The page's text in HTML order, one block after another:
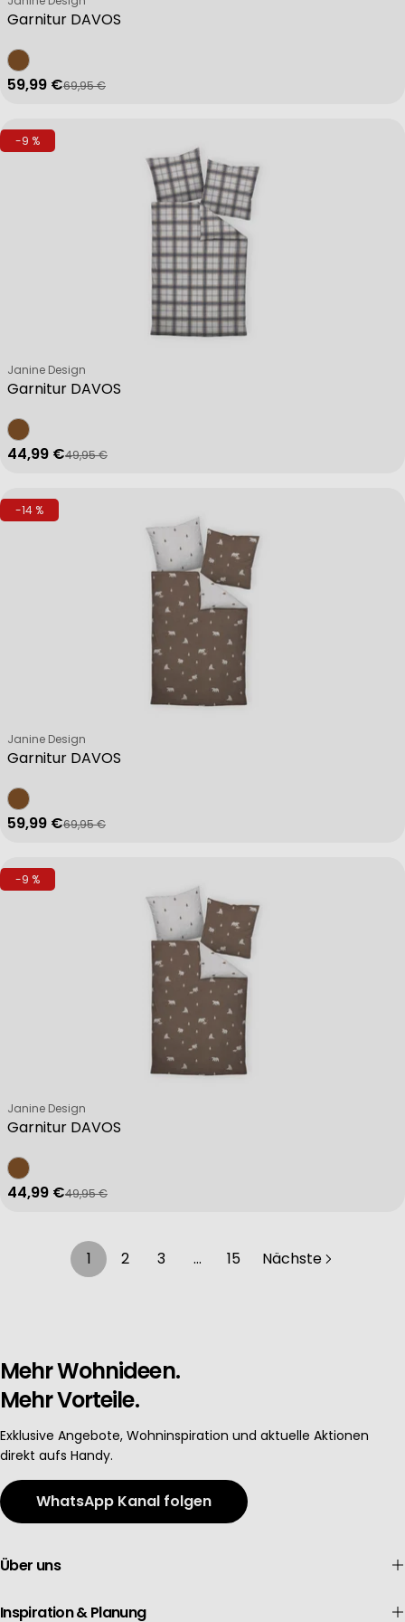
Garnitur DAVOS
Verkaufspreis
59,99 €
Regulärer Preis
69,95 €
-9 %
Garnitur DAVOS
Verkäufer:
Janine Design
Verkaufspreis
44,99 €
Regulärer Preis
49,95 €
-14 %
Garnitur DAVOS
Verkäufer:
Janine Design
Verkaufspreis
59,99 €
Regulärer Preis
69,95 €
-9 %
Garnitur DAVOS
Verkäufer:
Janine Design
Verkaufspreis
44,99 €
Regulärer Preis
49,95 €
1 2 3 … 15 Nächste
Mehr Wohnideen.
Mehr Vorteile.
Exklusive Angebote, Wohninspiration und aktuelle Aktionen
direkt aufs Handy.
WhatsApp Kanal folgen
Über uns
Inspiration & Planung